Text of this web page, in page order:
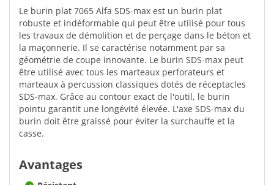
Le burin plat 7065 Alfa SDS-max est un burin plat
robuste et indéformable qui peut être utilisé pour tous
les travaux de démolition et de perçage dans le béton et
la maçonnerie. Il se caractérise notamment par sa
géométrie de coupe innovante. Le burin SDS-max peut
être utilisé avec tous les marteaux perforateurs et
marteaux à percussion classiques dotés de réceptacles
SDS-max. Grâce au contour exact de l'outil, le burin
pointu garantit une longévité élevée. L'axe SDS-max du
burin doit être graissé pour éviter la surchauffe et la
casse.
Avantages